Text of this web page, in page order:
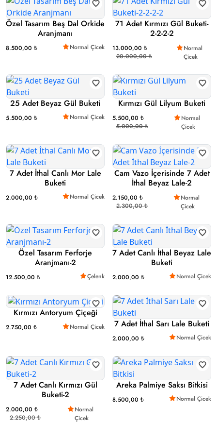
Özel Tasarım Beş Dal Orkide
Aranjmanı
8.500,00 ₺ Normal Çicek
71 Adet Kırmızı Gül Buketi-
2-2-2-2
13.000,00 ₺
20.000,00 ₺
Normal
Çicek
25 Adet Beyaz Gül Buketi
5.500,00 ₺ Normal Çicek
Kırmızı Gül Lilyum Buketi
5.500,00 ₺
5.000,00 ₺
Normal
Çicek
7 Adet İthal Canlı Mor Lale
Buketi
2.000,00 ₺ Normal Çicek
Cam Vazo İçerisinde 7 Adet
İthal Beyaz Lale-2
2.150,00 ₺
2.300,00 ₺
Normal
Çicek
Özel Tasarım Ferforje
Aranjmanı-2
12.500,00 ₺ Çelenk
7 Adet Canlı İthal Beyaz Lale
Buketi
2.000,00 ₺ Normal Çicek
Kırmızı Antoryum Çiçeği
2.750,00 ₺ Normal Çicek 7 Adet İthal Sarı Lale Buketi
2.000,00 ₺ Normal Çicek
7 Adet Canlı Kırmızı Gül
Buketi-2
2.000,00 ₺
2.250,00 ₺
Normal
Çicek
Areka Palmiye Saksı Bitkisi
8.500,00 ₺ Normal Çicek